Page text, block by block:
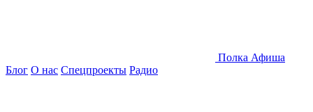
Полка Афиша
Блог О нас Спецпроекты Радио